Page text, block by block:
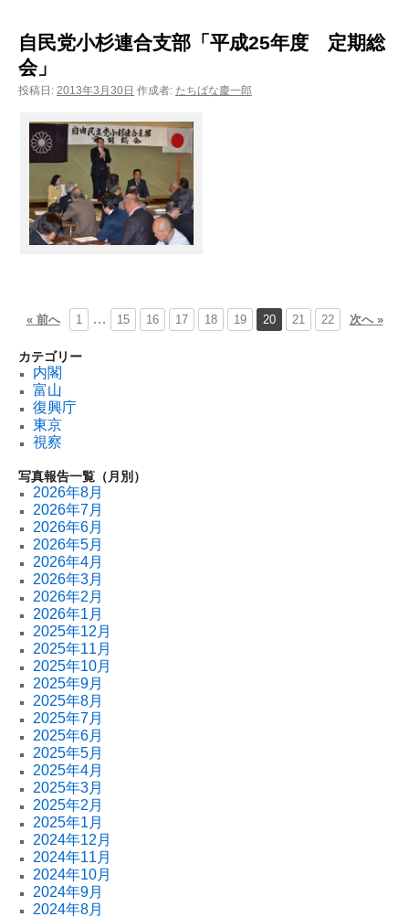
自民党小杉連合支部「平成25年度 定期総
会」
投稿日: 2013年3月30日 作成者: たちばな慶一郎
« 前へ 1 … 15 16 17 18 19 20 21 22 次へ »
カテゴリー
内閣
富山
復興庁
東京
視察
写真報告一覧（月別）
2026年8月
2026年7月
2026年6月
2026年5月
2026年4月
2026年3月
2026年2月
2026年1月
2025年12月
2025年11月
2025年10月
2025年9月
2025年8月
2025年7月
2025年6月
2025年5月
2025年4月
2025年3月
2025年2月
2025年1月
2024年12月
2024年11月
2024年10月
2024年9月
2024年8月